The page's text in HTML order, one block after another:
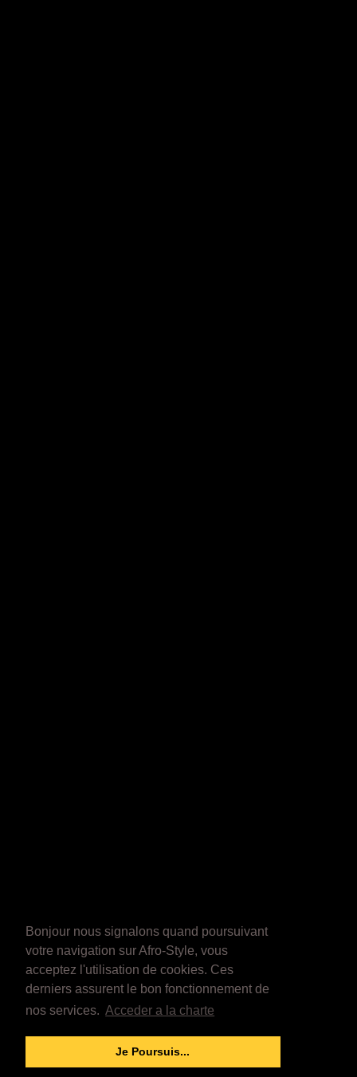
Bonjour nous signalons quand poursuivant
votre navigation sur Afro-Style, vous
acceptez l'utilisation de cookies. Ces
derniers assurent le bon fonctionnement de
nos services. Acceder a la charte
Je Poursuis...